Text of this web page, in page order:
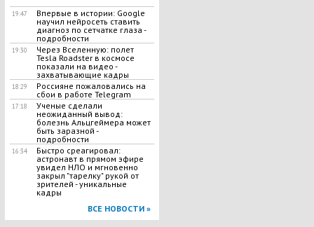
19:47
Впервые в истории: Google
научил нейросеть ставить
диагноз по сетчатке глаза -
подробности
19:30
Через Вселенную: полет
Tesla Roadster в космосе
показали на видео -
захватывающие кадры
18:29
Россияне пожаловались на
сбои в работе Telegram
17:18
Ученые сделали
неожиданный вывод:
болезнь Альцгеймера может
быть заразной -
подробности
16:34
Быстро среагировал:
астронавт в прямом эфире
увидел НЛО и мгновенно
закрыл "тарелку" рукой от
зрителей - уникальные
кадры
ВСЕ НОВОСТИ »